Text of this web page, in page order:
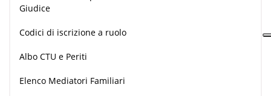
Giudice
Codici di iscrizione a ruolo
Albo CTU e Periti
Elenco Mediatori Familiari